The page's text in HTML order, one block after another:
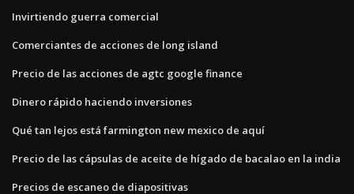
Invirtiendo guerra comercial
Comerciantes de acciones de long island
Precio de las acciones de agtc google finance
Dinero rápido haciendo inversiones
Qué tan lejos está farmington new mexico de aquí
Precio de las cápsulas de aceite de hígado de bacalao en la india
Precios de escaneo de diapositivas